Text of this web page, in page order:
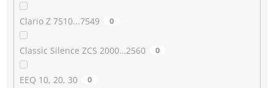
Clario Z 7510...7549 0
Classic Silence ZCS 2000…2560 0
EEQ 10, 20, 30 0